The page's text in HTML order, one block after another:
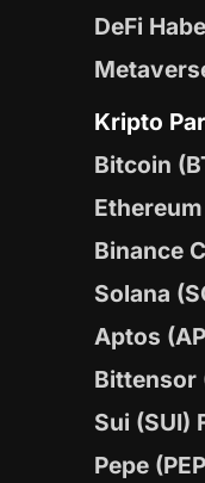
DeFi
Kripto
Bitcoin
Ethereum
Binance
Solana
Aptos
Bittensor
Sui (SUI)
Pepe